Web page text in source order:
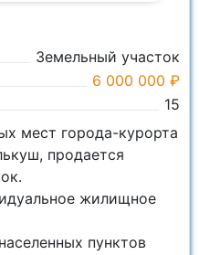
Земельный участок
6 000 000 ₽
15
мест города-курорта
продается
жилищное
пунктов